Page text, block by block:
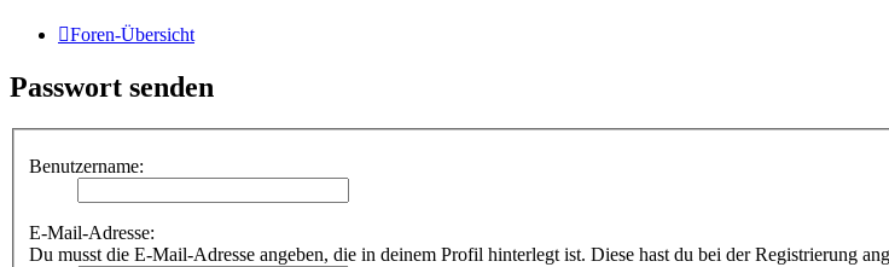
Foren-Übersicht
Passwort senden
Benutzername:
E-Mail-Adresse:
Du musst die E-Mail-Adresse angeben, die in deinem Profil hinterlegt ist. Diese hast du bei der Registrierung